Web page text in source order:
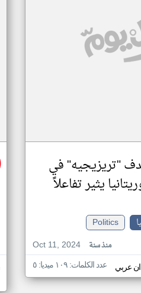
"تريزيجيه" في
يثير تفاعلاً
Politics
Oct 11, 2024
منذ سنة
عربي عدد الكلمات: ١٠٩ ميديا: ٥